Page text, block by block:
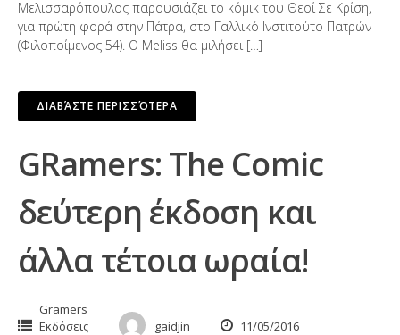
Μελισσαρόπουλος παρουσιάζει το κόμικ του Θεοί Σε Κρίση,
για πρώτη φορά στην Πάτρα, στο Γαλλικό Ινστιτούτο Πατρών
(Φιλοποίμενος 54). Ο Meliss θα μιλήσει […]
ΔΙΑΒΆΣΤΕ ΠΕΡΙΣΣΌΤΕΡΑ
GRamers: The Comic
δεύτερη έκδοση και
άλλα τέτοια ωραία!
Gramers
Εκδόσεις
gaidjin 11/05/2016